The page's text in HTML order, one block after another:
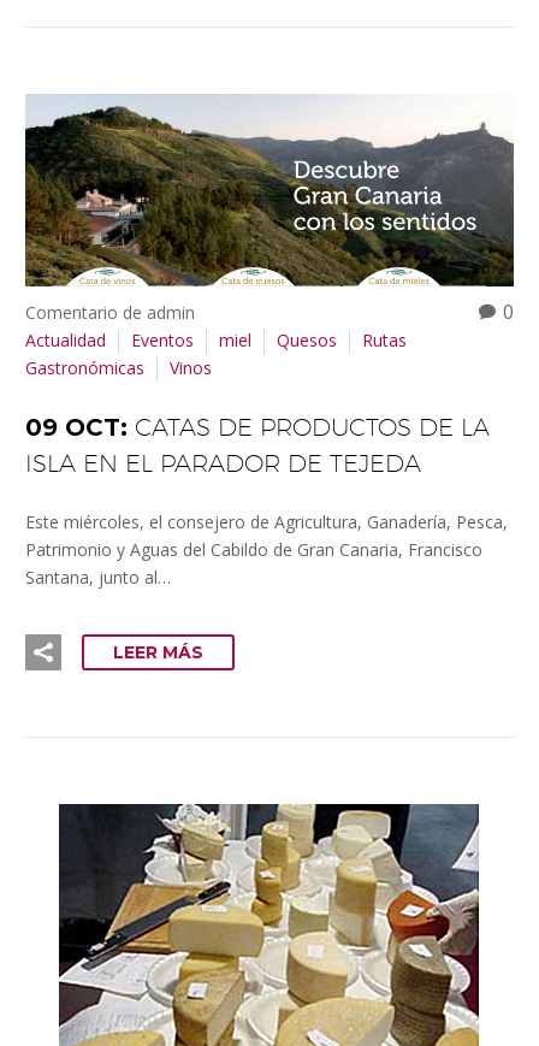
0
Comentario de admin
Actualidad
Eventos miel Quesos
Rutas
Gastronómicas
Vinos
09 OCT: CATAS DE PRODUCTOS DE LA
ISLA EN EL PARADOR DE TEJEDA
Este miércoles, el consejero de Agricultura, Ganadería, Pesca,
Patrimonio y Aguas del Cabildo de Gran Canaria, Francisco
Santana, junto al…
LEER MÁS